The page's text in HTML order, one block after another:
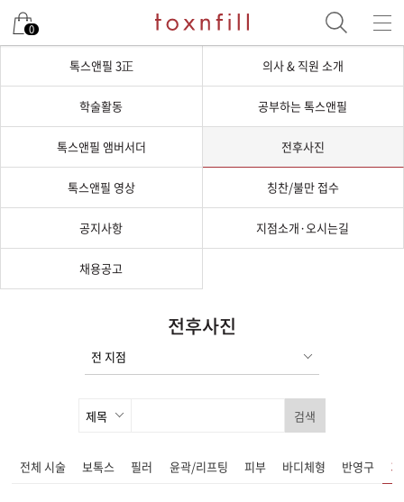
0
톡스앤필 3正 의사 & 직원 소개
학술활동 공부하는 톡스앤필
톡스앤필 앰버서더 전후사진
톡스앤필 영상 칭찬/불만 접수
공지사항 지점소개·오시는길
채용공고
전후사진
검색
전체 시술 보톡스 필러 윤곽/리프팅 피부 바디체형 반영구